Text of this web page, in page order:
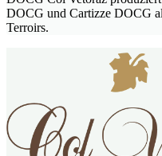
DOCG und Cartizze DOCG
Terroirs.